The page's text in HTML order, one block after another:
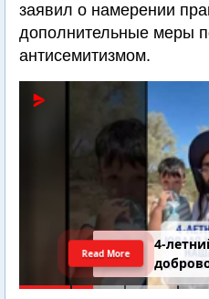
заявил о намерении
дополнительные меры
антисемитизмом.
4-
Read More